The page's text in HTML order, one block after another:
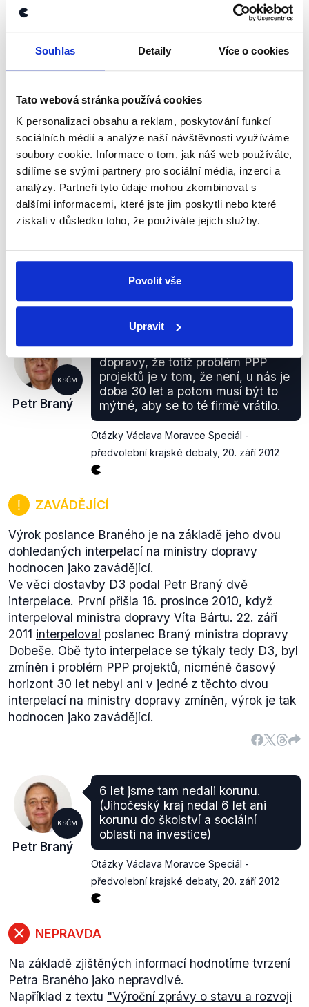
Souhlas Detaily Více o cookies
Tato webová stránka používá cookies
K personalizaci obsahu a reklam, poskytování funkcí
sociálních médií a analýze naší návštěvnosti využíváme
soubory cookie. Informace o tom, jak náš web používáte,
sdílíme se svými partnery pro sociální média, inzerci a
analýzy. Partneři tyto údaje mohou zkombinovat s
dalšími informacemi, které jste jim poskytli nebo které
získali v důsledku toho, že používáte jejich služby.
Povolit vše
Upravit
My Jihočeši máme 6 200
kilometrů všech komunikací po
Otázky Václava Moravce Speciál -
předvolební krajské debaty,20. září 2012
PRAVDA
Na základě dohledaných informací ze Správy a
údržby silnic Jihočeského kraje je výrok poslance
809, 919Dálnice33,785
Celkem
KSČM
Petr Braný
Já jsem interpeloval ministra
dopravy, že totiž problém PPP
projektů je v tom, že není, u nás je
doba 30 let a potom musí být to
mýtné, aby se to té firmě vrátilo.
Otázky Václava Moravce Speciál -
předvolební krajské debaty, 20. září 2012
ZAVÁDĚJÍCÍ
Výrok poslance Braného je na základě jeho dvou
dohledaných interpelací na ministry dopravy
hodnocen jako zavádějící.
Ve věci dostavby D3 podal Petr Braný dvě
interpelace. První přišla 16. prosince 2010, když
interpeloval ministra dopravy Víta Bártu. 22. září
2011 interpeloval poslanec Braný ministra dopravy
Dobeše. Obě tyto interpelace se týkaly tedy D3, byl
zmíněn i problém PPP projektů, nicméně časový
horizont 30 let nebyl ani v jedné z těchto dvou
interpelací na ministry dopravy zmíněn, výrok je tak
hodnocen jako zavádějící.
KSČM
Petr Braný
6 let jsme tam nedali korunu.
(Jihočeský kraj nedal 6 let ani
korunu do školství a sociální
oblasti na investice)
Otázky Václava Moravce Speciál -
předvolební krajské debaty, 20. září 2012
NEPRAVDA
Na základě zjištěných informací hodnotíme tvrzení
Petra Braného jako nepravdivé.
Například z textu "Výroční zprávy o stavu a rozvoji